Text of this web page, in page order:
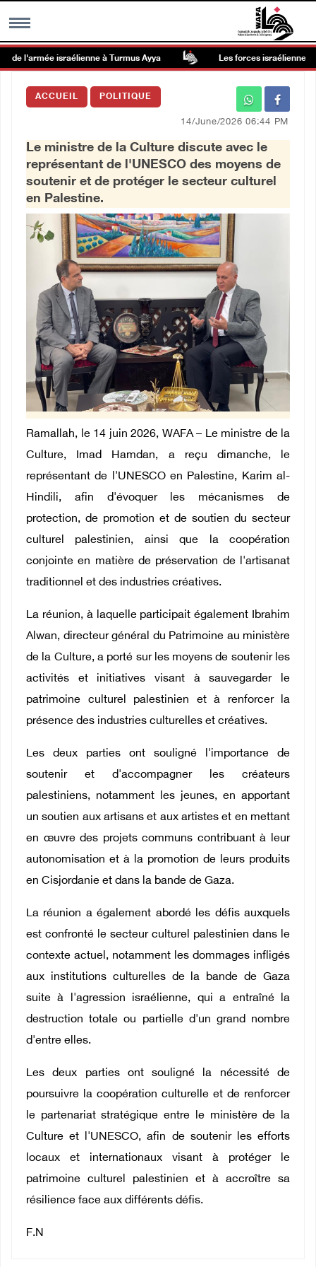
MENU
Galerie d’images
Centre palestinien
العربية
l'armée israélienne à Turmus Ayya Les forces israéliennes
ACCUEIL POLITIQUE
14/June/2026 06:44 PM
Le ministre de la Culture discute avec le
représentant de l'UNESCO des moyens de
soutenir et de protéger le secteur culturel
en Palestine.
Ramallah, le 14 juin 2026, WAFA – Le ministre de la
Culture, Imad Hamdan, a reçu dimanche, le
représentant de l'UNESCO en Palestine, Karim al-
Hindili, afin d'évoquer les mécanismes de
protection, de promotion et de soutien du secteur
culturel palestinien, ainsi que la coopération
conjointe en matière de préservation de l'artisanat
traditionnel et des industries créatives.
La réunion, à laquelle participait également Ibrahim
Alwan, directeur général du Patrimoine au ministère
de la Culture, a porté sur les moyens de soutenir les
activités et initiatives visant à sauvegarder le
patrimoine culturel palestinien et à renforcer la
présence des industries culturelles et créatives.
Les deux parties ont souligné l'importance de
soutenir et d'accompagner les créateurs
palestiniens, notamment les jeunes, en apportant
un soutien aux artisans et aux artistes et en mettant
en œuvre des projets communs contribuant à leur
autonomisation et à la promotion de leurs produits
en Cisjordanie et dans la bande de Gaza.
La réunion a également abordé les défis auxquels
est confronté le secteur culturel palestinien dans le
contexte actuel, notamment les dommages infligés
aux institutions culturelles de la bande de Gaza
suite à l'agression israélienne, qui a entraîné la
destruction totale ou partielle d'un grand nombre
d'entre elles.
Les deux parties ont souligné la nécessité de
poursuivre la coopération culturelle et de renforcer
le partenariat stratégique entre le ministère de la
Culture et l'UNESCO, afin de soutenir les efforts
locaux et internationaux visant à protéger le
patrimoine culturel palestinien et à accroître sa
résilience face aux différents défis.
F.N